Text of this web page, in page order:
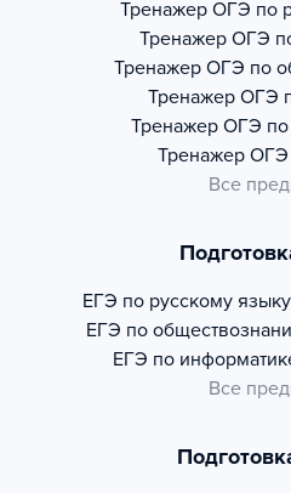
Тренажер ОГЭ по
Тренажер ОГЭ
Тренажер ОГЭ по
Тренажер ОГЭ
Тренажер ОГЭ по
Тренажер ОГЭ
Все
ЕГЭ по русскому языку
ЕГЭ по
ЕГЭ по
Все